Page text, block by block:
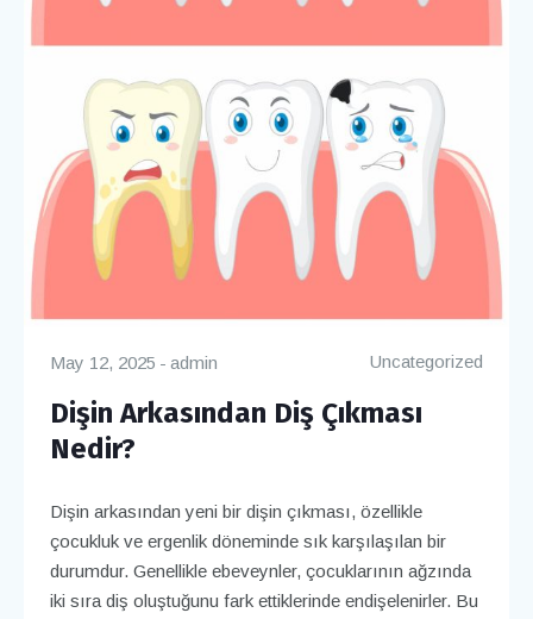
Uncategorized
May 12, 2025 admin
Dişin Arkasından Diş Çıkması
Nedir?
Dişin arkasından yeni bir dişin çıkması, özellikle
çocukluk ve ergenlik döneminde sık karşılaşılan bir
durumdur. Genellikle ebeveynler, çocuklarının ağzında
iki sıra diş oluştuğunu fark ettiklerinde endişelenirler. Bu